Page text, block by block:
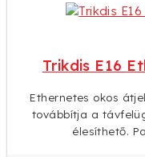
Trikdis E16
Ethernetes okos
továbbítja a
élesíthető.